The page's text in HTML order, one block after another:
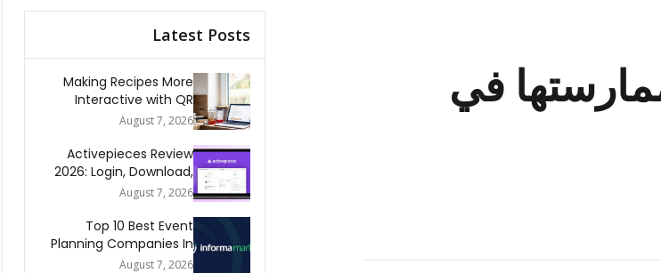
لممارستها في
Latest Posts
Making Recipes More
Interactive with QR
Codes
August 7, 2026
Activepieces Review
2026: Login, Download,
AI, Pricing, Automation &
August 7, 2026
Top 10 Best Event
Planning Companies In
The World 2026
August 7, 2026